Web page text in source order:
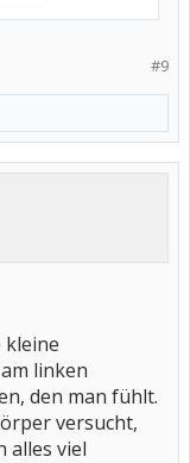
#9
kleine
linken
den man fühlt.
versucht,
alles viel